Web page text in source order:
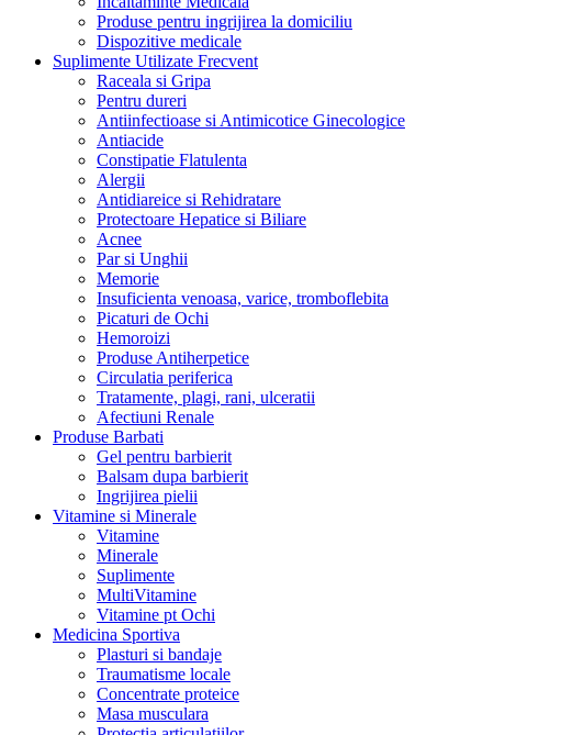
Produse pentru ingrijirea la domiciliu
Dispozitive medicale
Suplimente Utilizate Frecvent
Raceala si Gripa
Pentru dureri
Antiinfectioase si Antimicotice Ginecologice
Antiacide
Constipatie Flatulenta
Alergii
Antidiareice si Rehidratare
Protectoare Hepatice si Biliare
Acnee
Par si Unghii
Memorie
Insuficienta venoasa, varice, tromboflebita
Picaturi de Ochi
Hemoroizi
Produse Antiherpetice
Circulatia periferica
Tratamente, plagi, rani, ulceratii
Afectiuni Renale
Produse Barbati
Gel pentru barbierit
Balsam dupa barbierit
Ingrijirea pielii
Vitamine si Minerale
Vitamine
Minerale
Suplimente
MultiVitamine
Vitamine pt Ochi
Medicina Sportiva
Plasturi si bandaje
Traumatisme locale
Concentrate proteice
Masa musculara